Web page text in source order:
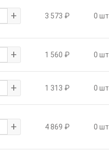
+ 3 573 ₽ 0 шт.
+ 1 560 ₽ 0 шт.
+ 1 313 ₽ 0 шт.
+ 4 869 ₽ 0 шт.